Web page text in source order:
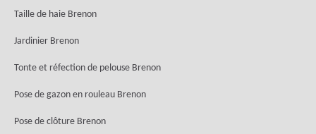
Taille de haie Brenon
Jardinier Brenon
Tonte et réfection de pelouse Brenon
Pose de gazon en rouleau Brenon
Pose de clôture Brenon